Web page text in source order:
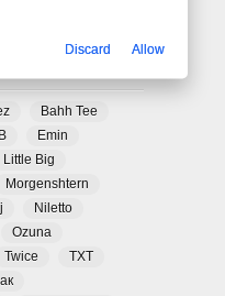
Bahh Tee
Emin
Little Big
Morgenshtern
Niletto
Ozuna
Twice
TXT
Discard Allow